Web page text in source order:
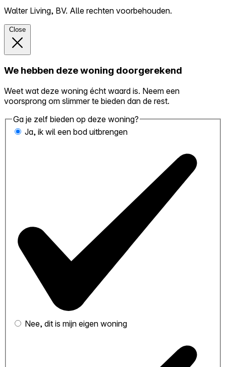
Walter Living, BV. Alle rechten voorbehouden.
Close
We hebben deze woning doorgerekend
Weet wat deze woning écht waard is. Neem een
voorsprong om slimmer te bieden dan de rest.
Ga je zelf bieden op deze woning?
Ja, ik wil een bod uitbrengen
Nee, dit is mijn eigen woning